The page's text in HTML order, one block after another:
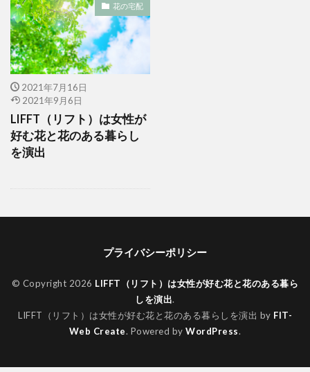
花の宅配
2021年7月16日
2021年9月6日
LIFFT（リフト）は女性が
好む花と花のある暮らし
を演出
プライバシーポリシー
© Copyright 2026 LIFFT（リフト）は女性が好む花と花のある暮ら
しを演出.
LIFFT（リフト）は女性が好む花と花のある暮らしを演出 by FIT-
Web Create. Powered byWordPress.